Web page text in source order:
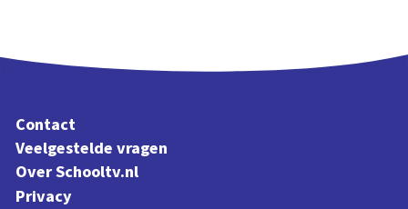
Contact
Veelgestelde vragen
Over Schooltv.nl
Privacy